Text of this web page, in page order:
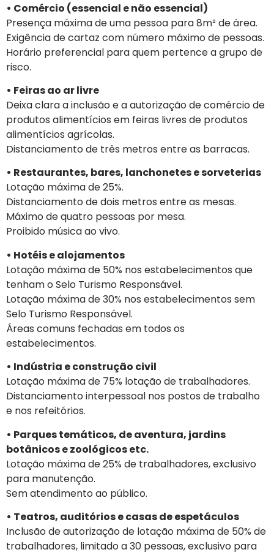
• Comércio (essencial e não essencial)
Presença máxima de uma pessoa para 8m² de área.
Exigência de cartaz com número máximo de pessoas.
Horário preferencial para quem pertence a grupo de
risco.
• Feiras ao ar livre
Deixa clara a inclusão e a autorização de comércio de
produtos alimentícios em feiras livres de produtos
alimentícios agrícolas.
Distanciamento de três metros entre as barracas.
• Restaurantes, bares, lanchonetes e sorveterias
Lotação máxima de 25%.
Distanciamento de dois metros entre as mesas.
Máximo de quatro pessoas por mesa.
Proibido música ao vivo.
• Hotéis e alojamentos
Lotação máxima de 50% nos estabelecimentos que
tenham o Selo Turismo Responsável.
Lotação máxima de 30% nos estabelecimentos sem
Selo Turismo Responsável.
Áreas comuns fechadas em todos os
estabelecimentos.
• Indústria e construção civil
Lotação máxima de 75% lotação de trabalhadores.
Distanciamento interpessoal nos postos de trabalho
e nos refeitórios.
• Parques temáticos, de aventura, jardins
botânicos e zoológicos etc.
Lotação máxima de 25% de trabalhadores, exclusivo
para manutenção.
Sem atendimento ao público.
• Teatros, auditórios e casas de espetáculos
Inclusão de autorização de lotação máxima de 50% de
trabalhadores, limitado a 30 pessoas, exclusivo para